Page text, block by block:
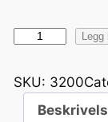
s
SKU: 3200